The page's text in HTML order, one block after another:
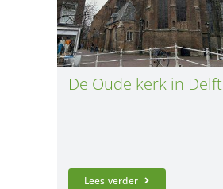
De Oude kerk in Delft
Lees verder